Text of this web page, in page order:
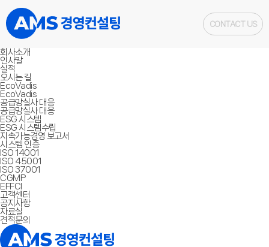
CONTACT US
회사소개
인사말
실적
오시는 길
EcoVadis
EcoVadis
공급망실사 대응
공급망실사 대응
ESG 시스템
ESG 시스템수립
지속가능경영 보고서
시스템 인증
ISO 14001
ISO 45001
ISO 37001
CGMP
EFFCI
고객센터
공지사항
자료실
견적문의